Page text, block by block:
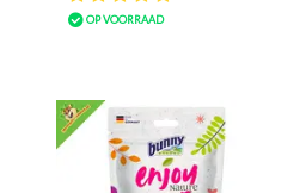
OP VOORRAAD